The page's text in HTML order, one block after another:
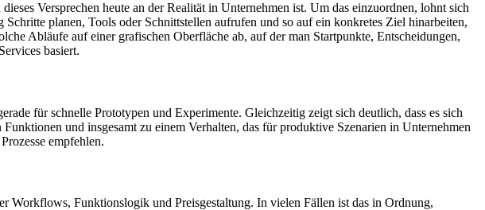
Versprechen heute an der Realität in Unternehmen ist. Um das einzuordnen, lohnt sich
planen, Tools oder Schnittstellen aufrufen und so auf ein konkretes Ziel hinarbeiten,
Abläufe auf einer grafischen Oberfläche ab, auf der man Startpunkte, Entscheidungen,
basiert.
für schnelle Prototypen und Experimente. Gleichzeitig zeigt sich deutlich, dass es sich
und insgesamt zu einem Verhalten, das für produktive Szenarien in Unternehmen
empfehlen.
Workflows, Funktionslogik und Preisgestaltung. In vielen Fällen ist das in Ordnung,